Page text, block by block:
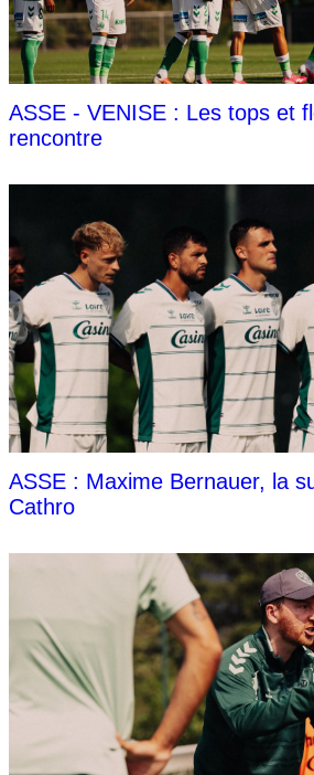
ASSE - VENISE : Les tops et
rencontre
ASSE : Maxime Bernauer, la
Cathro